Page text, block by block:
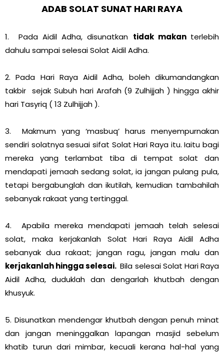
ADAB SOLAT SUNAT HARI RAYA
1. Pada Aidil Adha, disunatkan tidak makan terlebih
dahulu sampai selesai Solat Aidil Adha.
2. Pada Hari Raya Aidil Adha, boleh dikumandangkan
takbir sejak Subuh hari Arafah (9 Zulhijjah ) hingga akhir
hari Tasyriq ( 13 Zulhijjah ).
3. Makmum yang ‘masbuq’ harus menyempurnakan
sendiri solatnya sesuai sifat Solat Hari Raya itu. Iaitu bagi
mereka yang terlambat tiba di tempat solat dan
mendapati jemaah sedang solat, ia jangan pulang pula,
tetapi bergabunglah dan ikutilah, kemudian tambahilah
sebanyak rakaat yang tertinggal.
4. Apabila mereka mendapati jemaah telah selesai
solat, maka kerjakanlah Solat Hari Raya Aidil Adha
sebanyak dua rakaat; jangan ragu, jangan malu dan
kerjakanlah hingga selesai. Bila selesai Solat Hari Raya
Aidil Adha, duduklah dan dengarlah khutbah dengan
khusyuk.
5. Disunatkan mendengar khutbah dengan penuh minat
dan jangan meninggalkan lapangan masjid sebelum
khatib turun dari mimbar, kecuali kerana hal-hal yang